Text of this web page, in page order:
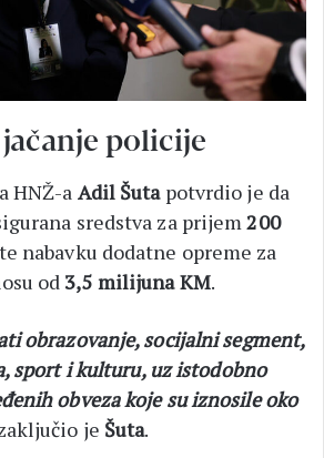
policije
HNŽ-a Adil Šutapotvrdio je da
sredstva za prijem200
nabavku dodatne opreme za
od 3,5 milijuna KM.
obrazovanje, socijalni segment,
sport i kulturu, uz istodobno
obveza koje su iznosile oko
je Šuta.